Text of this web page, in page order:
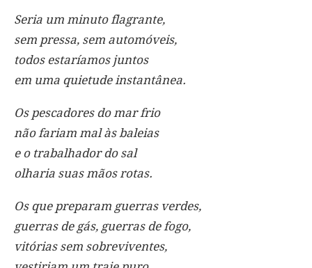
Seria um minuto flagrante,
sem pressa, sem automóveis,
todos estaríamos juntos
em uma quietude instantânea.
Os pescadores do mar frio
não fariam mal às baleias
e o trabalhador do sal
olharia suas mãos rotas.
Os que preparam guerras verdes,
guerras de gás, guerras de fogo,
vitórias sem sobreviventes,